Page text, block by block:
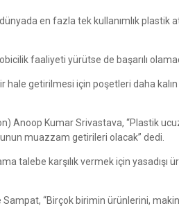
en fazla tek kullanımlık plastik
faaliyeti yürütse de başarılı
getirilmesi için poşetleri daha kalın
Anoop Kumar Srivastava, “Plastik
muazzam getirileri olacak” dedi.
talebe karşılık vermek için yasadışı
“Birçok birimin ürünlerini,